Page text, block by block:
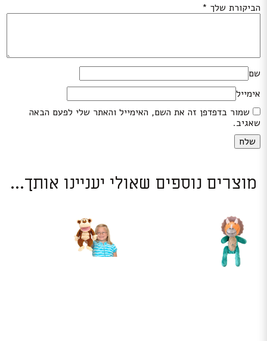
הביקורת שלך *
שם
אימייל
שמור בדפדפן זה את השם, האימייל והאתר שלי לפעם הבאה
שאגיב.
מוצרים נוספים שאולי יעניינו אותך...